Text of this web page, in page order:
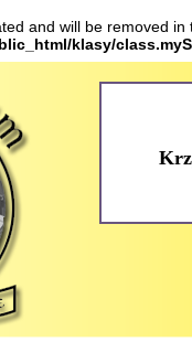
and will be removed
klasy/